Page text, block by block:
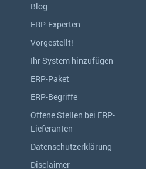
Blog
ERP-Experten
Vorgestellt!
Ihr System hinzufügen
ERP-Paket
ERP-Begriffe
Offene Stellen bei ERP-
Lieferanten
Datenschutzerklärung
Disclaimer